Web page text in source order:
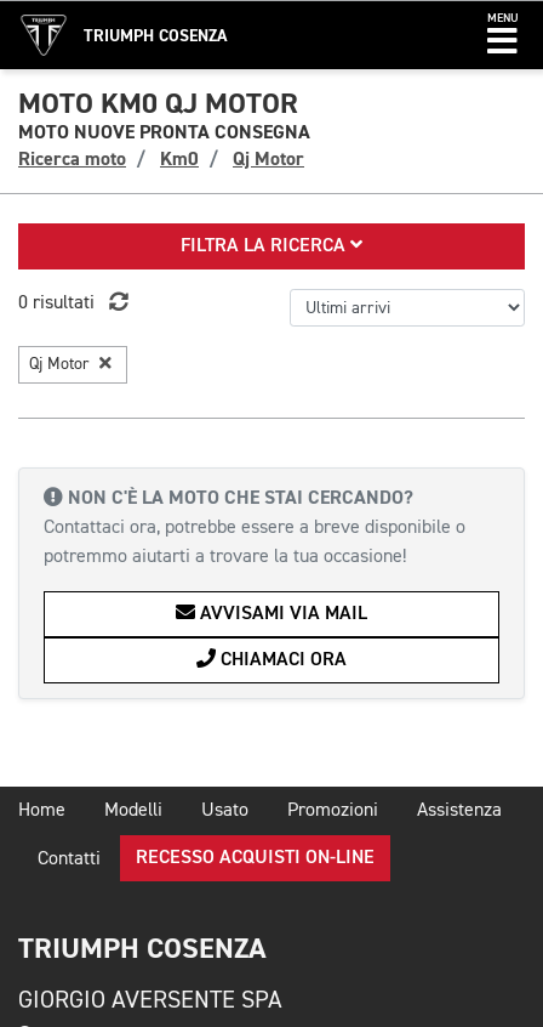
TRIUMPH COSENZA
MENU
MOTO KM0 QJ MOTOR
MOTO NUOVE PRONTA CONSEGNA
Ricerca moto
Km0 Qj Motor
FILTRA LA RICERCA
0 risultati
Qj Motor
NON C'È LA MOTO CHE STAI CERCANDO?
Contattaci ora, potrebbe essere a breve disponibile o
potremmo aiutarti a trovare la tua occasione!
AVVISAMI VIA MAIL
CHIAMACI ORA
Home Modelli Usato Promozioni Assistenza
Contatti RECESSO ACQUISTI ON-LINE
TRIUMPH COSENZA
GIORGIO AVERSENTE SPA